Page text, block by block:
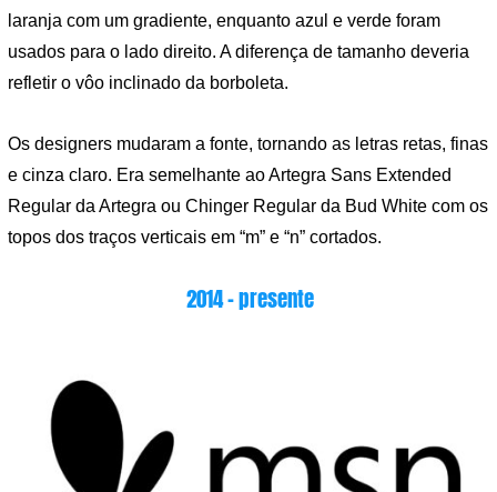
laranja com um gradiente, enquanto azul e verde foram
usados ​​para o lado direito. A diferença de tamanho deveria
refletir o vôo inclinado da borboleta.
Os designers mudaram a fonte, tornando as letras retas, finas
e cinza claro. Era semelhante ao Artegra Sans Extended
Regular da Artegra ou Chinger Regular da Bud White com os
topos dos traços verticais em “m” e “n” cortados.
2014 – presente